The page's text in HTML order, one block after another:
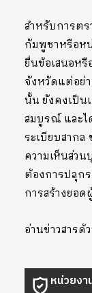
สำหรับการตร
กัมพูชาหรือห
ยื่นข้อเสนอห
จังหวัดแต่อย่
นั้น ยังคงเป็น
สมบูรณ์ และไ
ระเบียบสาก
ความเห็นส่ว
ต้องการปลุก
การสร้างยอด
อ่านข่าวสาร
หน่วยงา